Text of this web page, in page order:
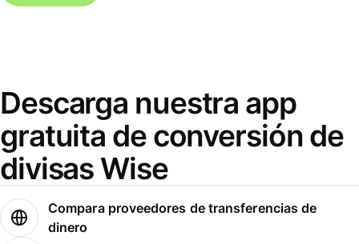
Descarga nuestra app
gratuita de conversión de
divisas Wise
Compara proveedores de transferencias de
dinero